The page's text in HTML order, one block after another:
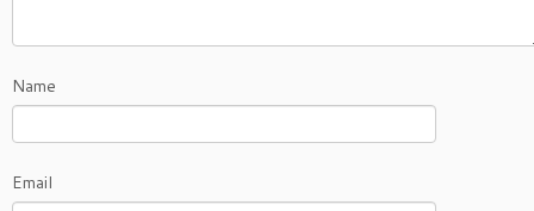
Name
Email